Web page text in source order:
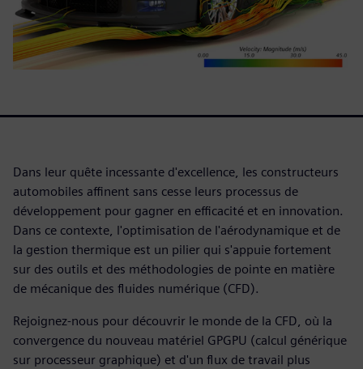
Dans leur quête incessante d'excellence, les constructeurs
automobiles affinent sans cesse leurs processus de
développement pour gagner en efficacité et en innovation.
Dans ce contexte, l'optimisation de l'aérodynamique et de
la gestion thermique est un pilier qui s'appuie fortement
sur des outils et des méthodologies de pointe en matière
de mécanique des fluides numérique (CFD).
Rejoignez-nous pour découvrir le monde de la CFD, où la
convergence du nouveau matériel GPGPU (calcul générique
sur processeur graphique) et d'un flux de travail plus